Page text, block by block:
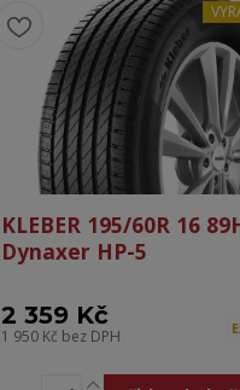
KLEBER 195/60R 16
Dynaxer HP-5
2 359 Kč
1 950 Kč bez DPH